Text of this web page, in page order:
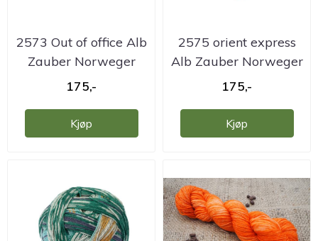
2573 Out of office Alb
Zauber Norweger
garn
175,-
Kjøp
2575 orient express
Alb Zauber Norweger
garn
175,-
Kjøp